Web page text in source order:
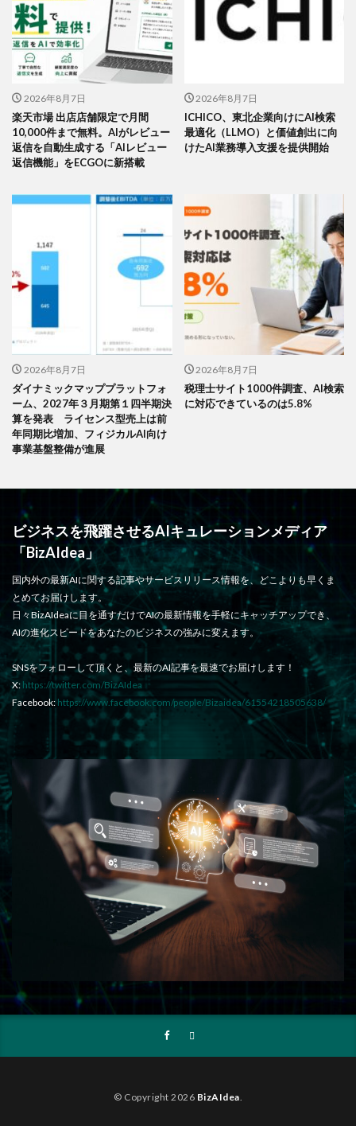
2026年8月7日
楽天市場 出店店舗限定で月間
10,000件まで無料。AIがレビュー
返信を自動生成する「AIレビュー
返信機能」をECGOに新搭載
2026年8月7日
ICHICO、東北企業向けにAI検索
最適化（LLMO）と価値創出に向
けたAI業務導入支援を提供開始
2026年8月7日
ダイナミックマッププラットフォ
ーム、2027年３月期第１四半期決
算を発表 ライセンス型売上は前
年同期比増加、フィジカルAI向け
事業基盤整備が進展
2026年8月7日
税理士サイト1000件調査、AI検索
に対応できているのは5.8%
ビジネスを飛躍させるAIキュレーションメディア
「BizAIdea」
国内外の最新AIに関する記事やサービスリリース情報を、どこよりも早くま
とめてお届けします。
日々BizAIdeaに目を通すだけでAIの最新情報を手軽にキャッチアップでき、
AIの進化スピードをあなたのビジネスの強みに変えます。
SNSをフォローして頂くと、最新のAI記事を最速でお届けします！
X: https://twitter.com/BizAIdea
Facebook: https://www.facebook.com/people/Bizaidea/61554218505638/
© Copyright 2026 BizAIdea